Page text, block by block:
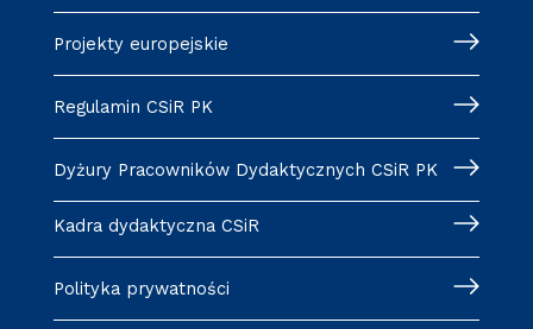
Projekty europejskie
Regulamin CSiR PK
Dyżury Pracowników Dydaktycznych CSiR PK
Kadra dydaktyczna CSiR
Polityka prywatności